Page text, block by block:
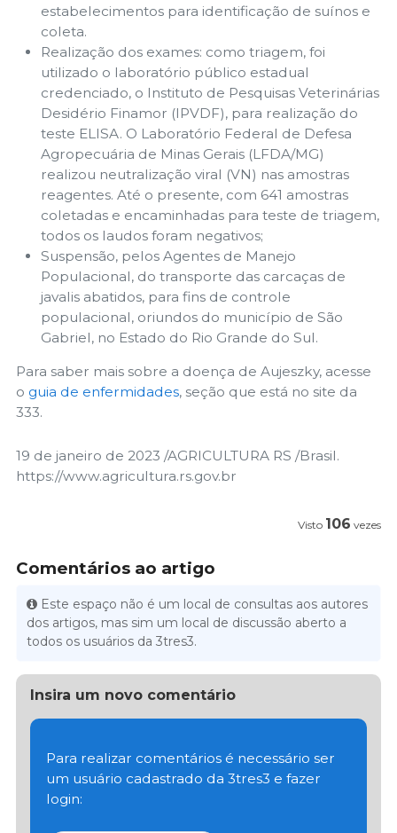
estabelecimentos para identificação de suínos e
coleta.
Realização dos exames: como triagem, foi
utilizado o laboratório público estadual
credenciado, o Instituto de Pesquisas Veterinárias
Desidério Finamor (IPVDF), para realização do
teste ELISA. O Laboratório Federal de Defesa
Agropecuária de Minas Gerais (LFDA/MG)
realizou neutralização viral (VN) nas amostras
reagentes. Até o presente, com 641 amostras
coletadas e encaminhadas para teste de triagem,
todos os laudos foram negativos;
Suspensão, pelos Agentes de Manejo
Populacional, do transporte das carcaças de
javalis abatidos, para fins de controle
populacional, oriundos do município de São
Gabriel, no Estado do Rio Grande do Sul.
Para saber mais sobre a doença de Aujeszky, acesse
o guia de enfermidades, seção que está no site da
333.
19 de janeiro de 2023 /AGRICULTURA RS /Brasil.
https://www.agricultura.rs.gov.br
Visto 106 vezes
Comentários ao artigo
Este espaço não é um local de consultas aos autores
dos artigos, mas sim um local de discussão aberto a
todos os usuários da 3tres3.
Insira um novo comentário
Para realizar comentários é necessário ser
um usuário cadastrado da 3tres3 e fazer
login: